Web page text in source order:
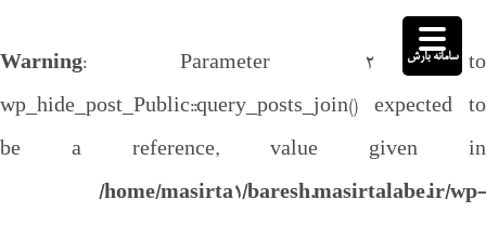
Warning: Parameter 2 to
wp_hide_post_Public::query_posts_join() expected to
be a reference, value given in
/home/masirta1/baresh.masirtalabe.ir/wp-
سامانه بارش